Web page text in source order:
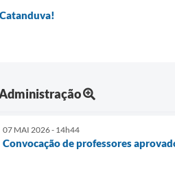
07 MAI 2026 - 14h44
Convocação de professores